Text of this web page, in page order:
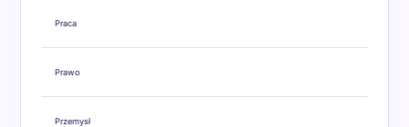
Praca
Prawo
Przemysł